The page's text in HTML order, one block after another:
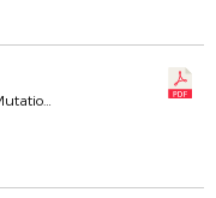
Commission Régionale des Règlements et Mutations